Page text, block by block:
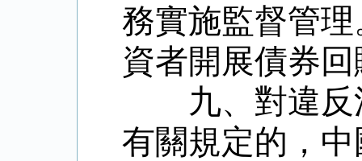
務實施監督管
資者開展債券
九、對違反
有關規定的，